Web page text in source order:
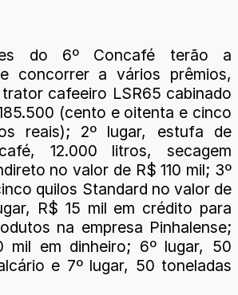
do 6º Concafé terão a
concorrer a vários prêmios,
trator cafeeiro LSR65 cabinado
(cento e oitenta e cinco
reais); 2º lugar, estufa de
12.000 litros, secagem
no valor de R$ 110 mil; 3º
quilos Standard no valor de
R$ 15 mil em crédito para
na empresa Pinhalense;
mil em dinheiro; 6º lugar, 50
e 7º lugar, 50 toneladas